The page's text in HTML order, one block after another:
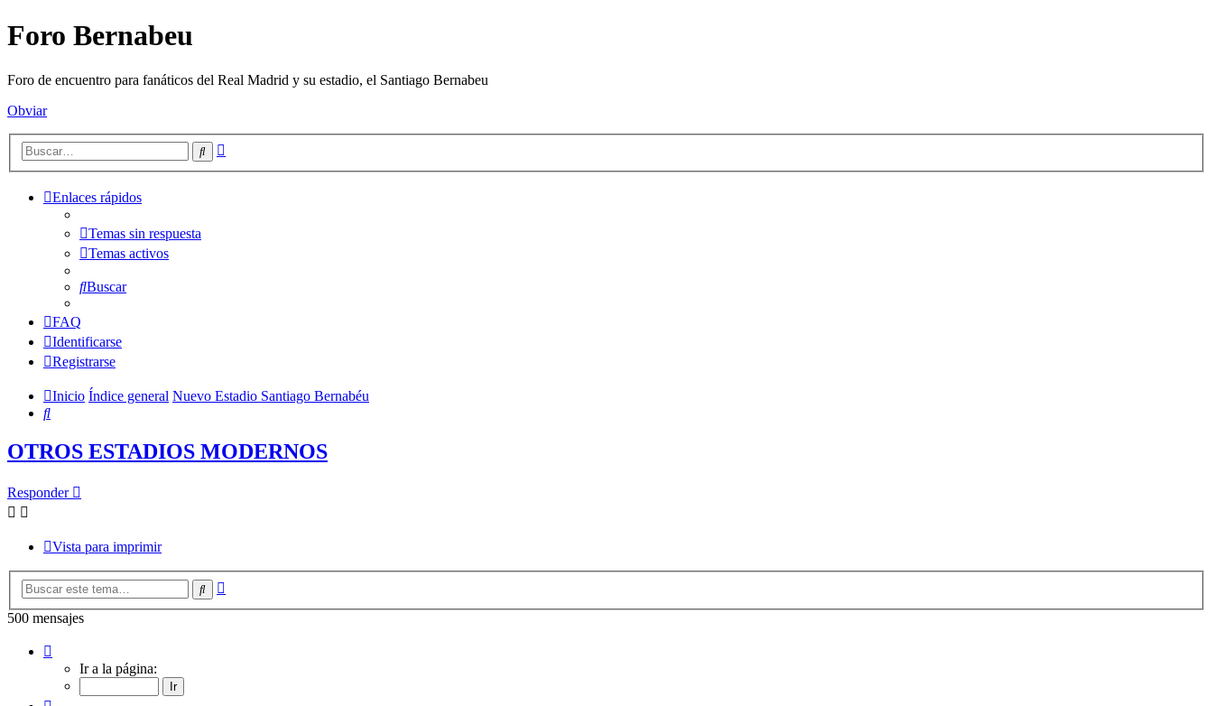
Foro Bernabeu
Foro de encuentro para fanáticos del Real Madrid y su estadio, el Santiago Bernabeu
Obviar
Buscar
Enlaces rápidos
Temas sin respuesta
Temas activos
Buscar
FAQ
Identificarse
Registrarse
Inicio Índice general Nuevo Estadio Santiago Bernabéu
Buscar
OTROS ESTADIOS MODERNOS
Responder
Vista para imprimir
Buscar
500 mensajes
21
Ir a la página: